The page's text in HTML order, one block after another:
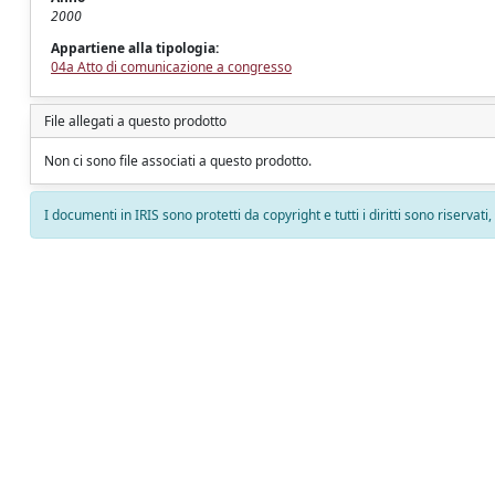
2000
Appartiene alla tipologia:
04a Atto di comunicazione a congresso
File allegati a questo prodotto
Non ci sono file associati a questo prodotto.
I documenti in IRIS sono protetti da copyright e tutti i diritti sono